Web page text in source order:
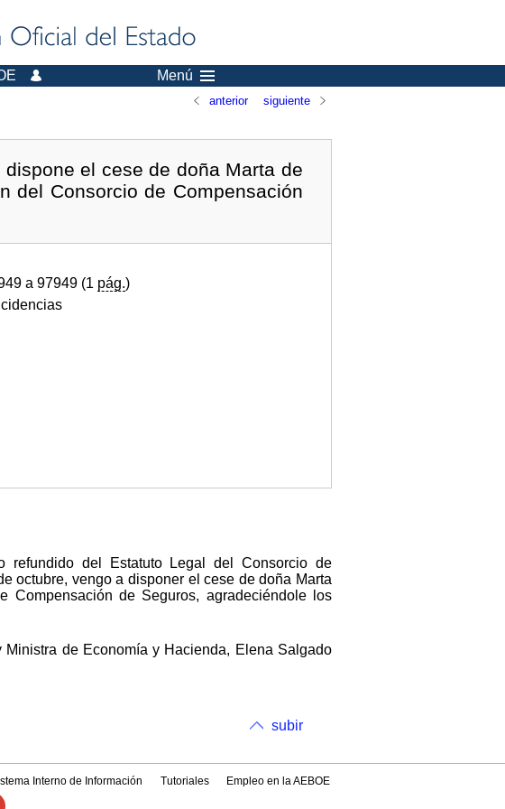
Menú
anterior siguiente
el cese de doña Marta de
del Consorcio de Compensación
a 97949 (1 pág.)
del Estatuto Legal del Consorcio de
octubre, vengo a disponer el cese de doña Marta
Compensación de Seguros, agradeciéndole los
de Economía y Hacienda, Elena Salgado
subir
Interno de Información Tutoriales Empleo en la AEBOE